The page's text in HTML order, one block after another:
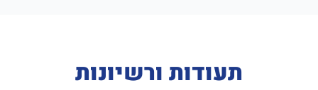
תעודות ורשיונות